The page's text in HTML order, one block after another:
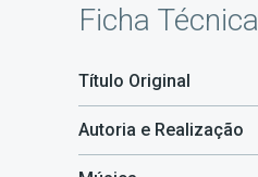
Ficha Técnica
Título Original
Autoria e Realização